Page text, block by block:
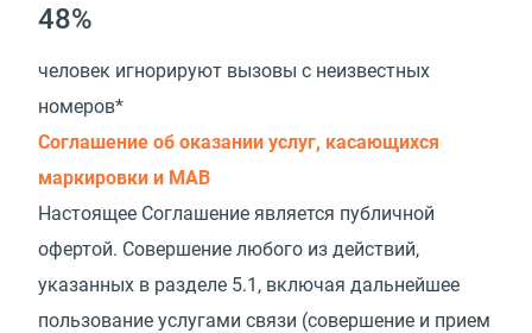
48%
человек игнорируют вызовы с неизвестных
номеров*
Соглашение об оказании услуг, касающихся
маркировки и МАВ
Настоящее Соглашение является публичной
офертой. Совершение любого из действий,
указанных в разделе 5.1, включая дальнейшее
пользование услугами связи (совершение и прием